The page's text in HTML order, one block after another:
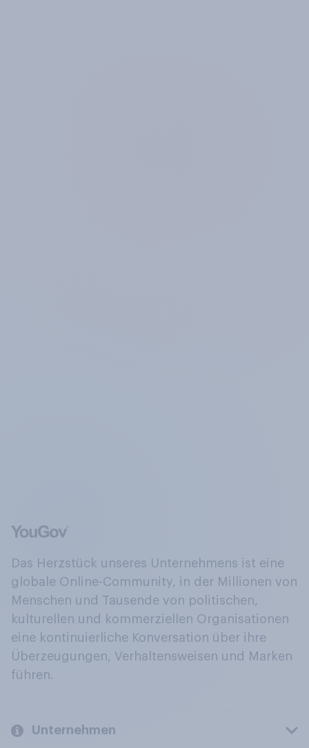
Das Herzstück unseres Unternehmens ist eine
globale Online-Community, in der Millionen von
Menschen und Tausende von politischen,
kulturellen und kommerziellen Organisationen
eine kontinuierliche Konversation über ihre
Überzeugungen, Verhaltensweisen und Marken
führen.
Unternehmen